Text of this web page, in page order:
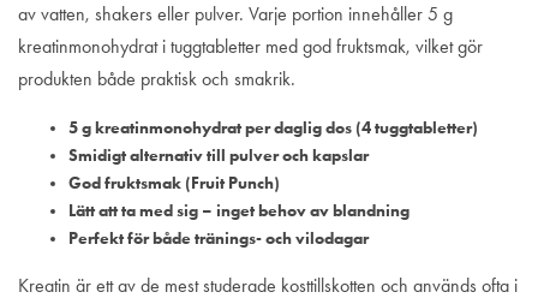
av vatten, shakers eller pulver. Varje portion innehåller 5 g
kreatinmonohydrat i tuggtabletter med god fruktsmak, vilket gör
produkten både praktisk och smakrik.
5 g kreatinmonohydrat per daglig dos (4 tuggtabletter)
Smidigt alternativ till pulver och kapslar
God fruktsmak (Fruit Punch)
Lätt att ta med sig – inget behov av blandning
Perfekt för både tränings- och vilodagar
Kreatin är ett av de mest studerade kosttillskotten och används ofta i